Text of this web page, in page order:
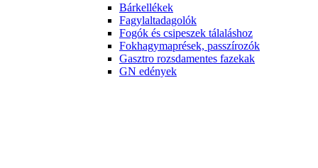
Bárkellékek
Fagylaltadagolók
Fogók és csipeszek tálaláshoz
Fokhagymaprések, passzírozók
Gasztro rozsdamentes fazekak
GN edények